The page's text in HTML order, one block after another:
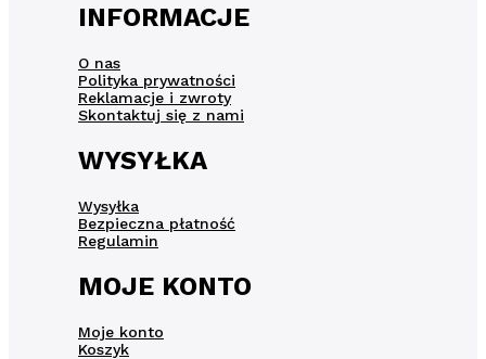
INFORMACJE
O nas
Polityka prywatności
Reklamacje i zwroty
Skontaktuj się z nami
WYSYŁKA
Wysyłka
Bezpieczna płatność
Regulamin
MOJE KONTO
Moje konto
Koszyk